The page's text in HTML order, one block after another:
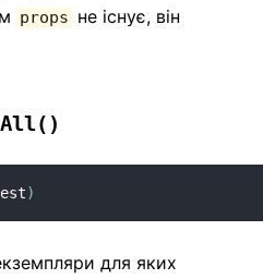
props не існує, він
)
для яких